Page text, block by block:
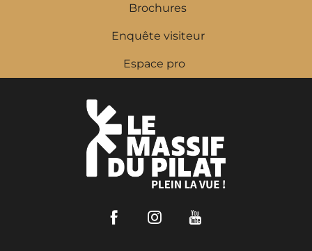
Brochures
Enquête visiteur
Espace pro
FacebookInstagram